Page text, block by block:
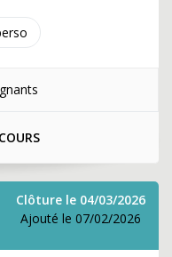
Clôture le 04/03/2026
Ajouté le 07/02/2026